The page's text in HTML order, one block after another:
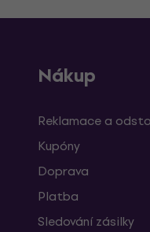
Nákup
Reklamace a
Kupóny
Doprava
Platba
Sledování zásilky